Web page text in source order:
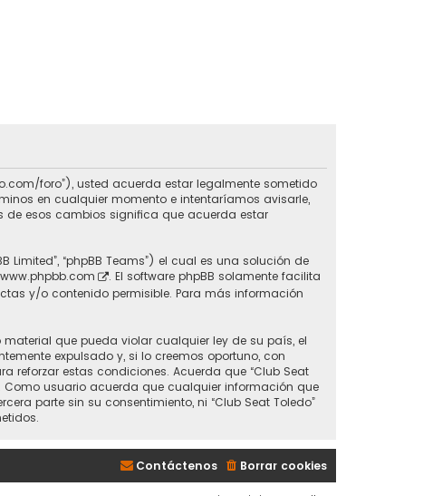
foro”), usted acuerda estar legalmente sometido
en cualquier momento e intentaríamos avisarle,
de esos cambios significa que acuerda estar
Limited”, “phpBB Teams”) el cual es una solución de
www.phpbb.com
. El software phpBB solamente facilita
y/o contenido permisible. Para más información
que pueda violar cualquier ley de su país, el
expulsado y, si lo creemos oportuno, con
reforzar estas condiciones. Acuerda que “Club Seat
Como usuario acuerda que cualquier información que
parte sin su consentimiento, ni “Club Seat Toledo”
Borrar cookies
Contáctenos